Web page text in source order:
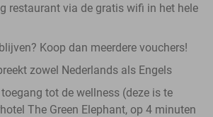
restaurant via de gratis wifi in het hele
Koop dan meerdere vouchers!
zowel Nederlands als Engels
tot de wellness (deze is te
The Green Elephant, op 4 minuten